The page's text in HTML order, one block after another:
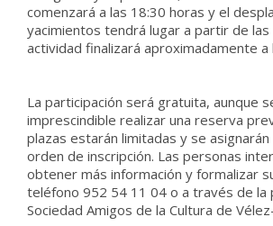
comenzará a las 18:30 horas y el
yacimientos tendrá lugar a partir de las
actividad finalizará aproximadamente a
La participación será gratuita, aunque
imprescindible realizar una reserva
plazas estarán limitadas y se
orden de inscripción. Las personas
obtener más información y formalizar
teléfono 952 54 11 04 o a través de la
Sociedad Amigos de la Cultura de